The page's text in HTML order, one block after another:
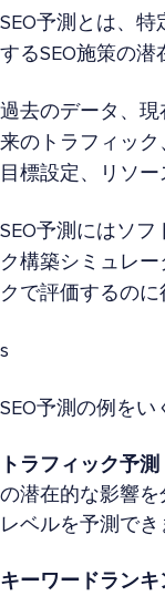
SEO予測とは、
するSEO施策の潜
過去のデータ、
来のトラフィッ
目標設定、リソ
SEO予測にはソ
ク構築シミュレ
クで評価するのに
s
SEO予測の例をい
トラフィック予測
の潜在的な影響を
レベルを予測でき
キーワードランキ